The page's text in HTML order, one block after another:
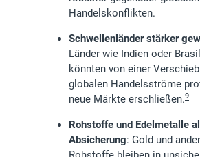
Handelskonflikten.
Schwellenländer stärker
Länder wie Indien oder
könnten von einer
globalen Handelsströme
neue Märkte erschließen.9
Rohstoffe und Edelmetalle
Absicherung: Gold und